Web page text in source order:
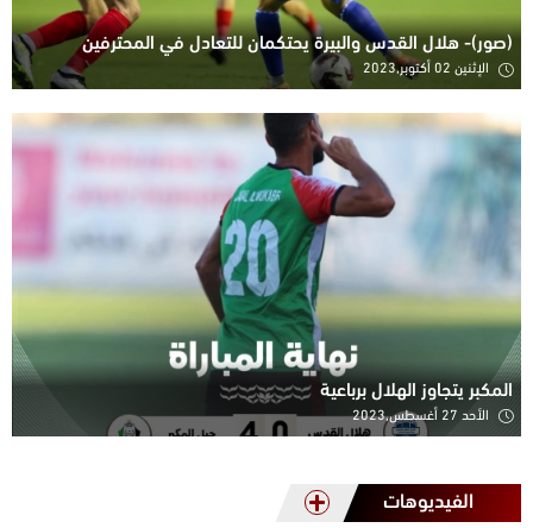
(صور)- هلال القدس والبيرة يحتكمان للتعادل في المحترفين
الإثنين 02 أكتوبر,2023
المكبر يتجاوز الهلال برباعية
الأحد 27 أغسطس,2023
الفيديوهات